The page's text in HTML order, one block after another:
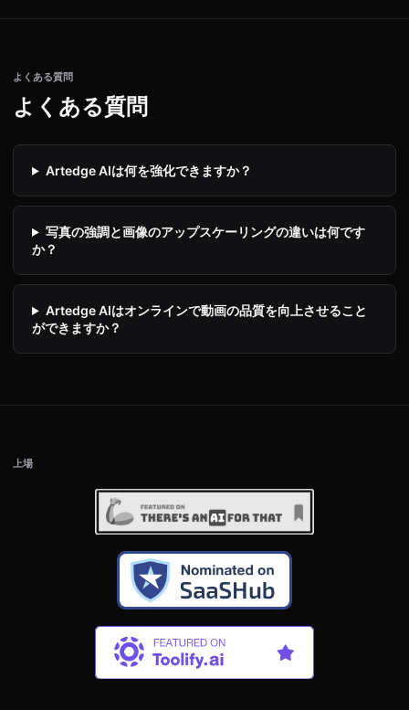
よくある質問
よくある質問
Artedge AIは何を強化できますか？
写真の強調と画像のアップスケーリングの違いは何です
か？
Artedge AIはオンラインで動画の品質を向上させること
ができますか？
上場